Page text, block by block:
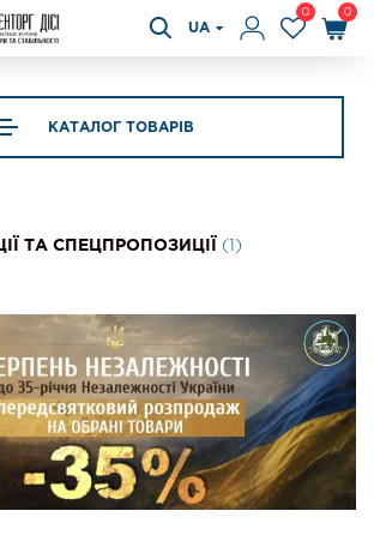
UA
0 0
КАТАЛОГ ТОВАРІВ
ТА СПЕЦПРОПОЗИЦІЇ (1)